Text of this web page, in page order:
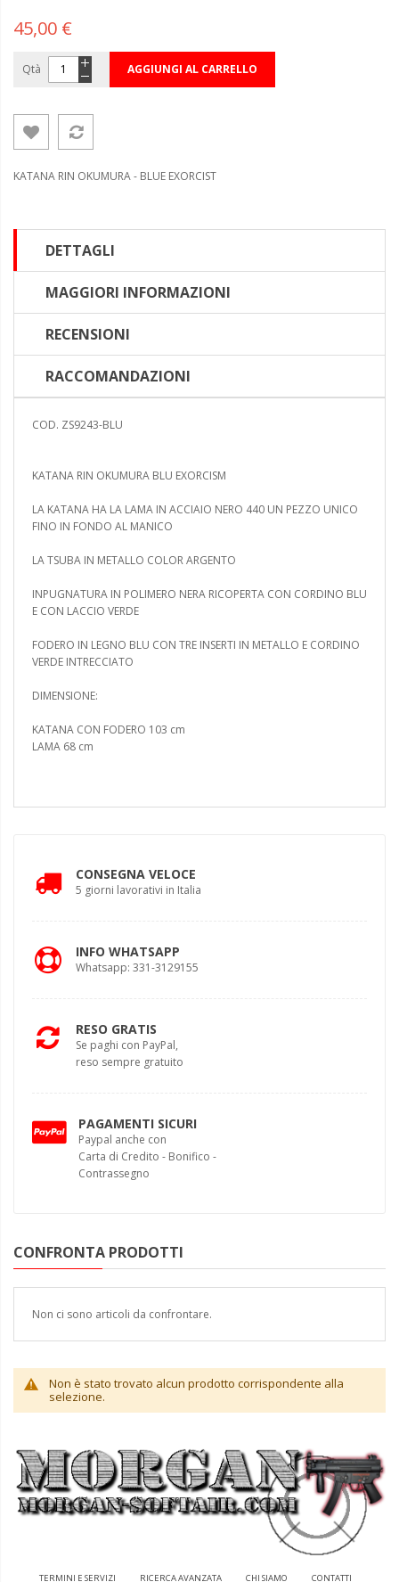
45,00 €
Qtà AGGIUNGI AL CARRELLO
KATANA RIN OKUMURA - BLUE EXORCIST
DETTAGLI
MAGGIORI INFORMAZIONI
RECENSIONI
RACCOMANDAZIONI
COD. ZS9243-BLU
KATANA RIN OKUMURA BLU EXORCISM
LA KATANA HA LA LAMA IN ACCIAIO NERO 440 UN PEZZO UNICO
FINO IN FONDO AL MANICO
LA TSUBA IN METALLO COLOR ARGENTO
INPUGNATURA IN POLIMERO NERA RICOPERTA CON CORDINO BLU
E CON LACCIO VERDE
FODERO IN LEGNO BLU CON TRE INSERTI IN METALLO E CORDINO
VERDE INTRECCIATO
DIMENSIONE:
KATANA CON FODERO 103 cm
LAMA 68 cm
CONSEGNA VELOCE
5 giorni lavorativi in Italia
INFO WHATSAPP
Whatsapp: 331-3129155
RESO GRATIS
Se paghi con PayPal,
reso sempre gratuito
PAGAMENTI SICURI
Paypal anche con
Carta di Credito - Bonifico -
Contrassegno
CONFRONTA PRODOTTI
Non ci sono articoli da confrontare.
Non è stato trovato alcun prodotto corrispondente alla
selezione.
TERMINI E SERVIZI RICERCA AVANZATA CHI SIAMO CONTATTI